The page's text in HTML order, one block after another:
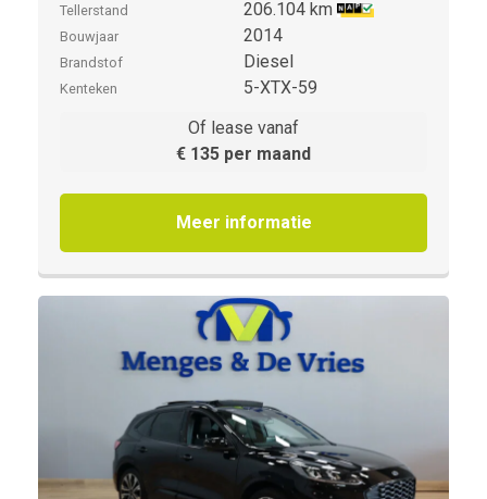
Tellerstand 206.104 km
Bouwjaar 2014
Brandstof Diesel
Kenteken
5-XTX-59
Of lease vanaf
€ 135 per maand
Meer informatie